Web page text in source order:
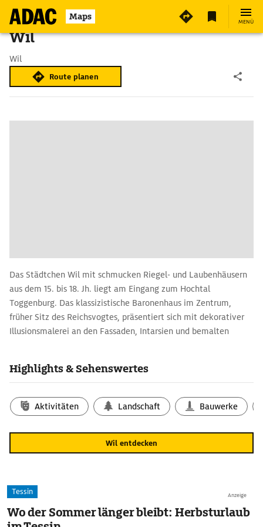
Maps MENÜ
Wil
Wil
Route planen
Das Städtchen Wil mit schmucken Riegel- und Laubenhäusern
aus dem 15. bis 18. Jh. liegt am Eingang zum Hochtal
Toggenburg. Das klassizistische Baronenhaus im Zentrum,
früher Sitz des Reichsvogtes, präsentiert sich mit dekorativer
Illusionsmalerei an den Fassaden, Intarsien und bemalten
einst Sommersitz der St. Galler Bischöfe. Wil gilt als lebendige
Freizeitwert.
Highlights & Sehenswertes
Aktivitäten Landschaft Bauwerke
Wil entdecken
Anzeige
Tessin
Wo der Sommer länger bleibt: Herbsturlaub